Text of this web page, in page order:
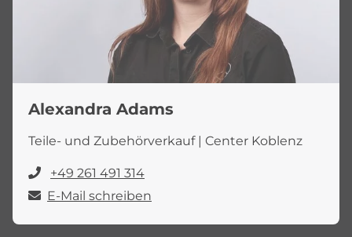
Alexandra Adams
Teile- und Zubehörverkauf | Center Koblenz
+49 261 491 314
E-Mail schreiben